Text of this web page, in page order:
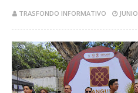
TRASFONDO INFORMATIVO